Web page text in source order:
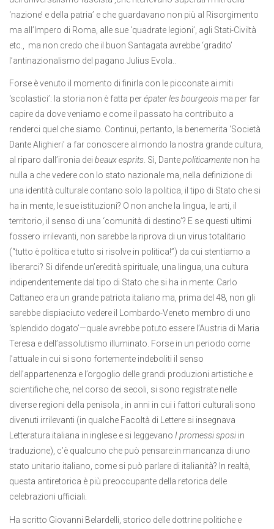
‘nazione’ e della patria’ e che guardavano non più al Risorgimento
ma all’Impero di Roma, alle sue ‘quadrate legioni’, agli Stati-Civiltà
etc., ma non credo che il buon Santagata avrebbe ‘gradito’
l’antinazionalismo del pagano Julius Evola..
Forse è venuto il momento di finirla con le picconate ai miti
‘scolastici’: la storia non è fatta perépater les bourgeois ma per far
capire da dove veniamo e come il passato ha contribuito a
renderci quel che siamo. Continui, pertanto, la benemerita ‘Società
Dante Alighieri’ a far conoscere al mondo la nostra grande cultura,
al riparo dall’ironia dei beaux esprits. Sì, Dantepoliticamente non ha
nulla a che vedere con lo stato nazionale ma, nella definizione di
una identità culturale contano solo la politica, il tipo di Stato che si
ha in mente, le sue istituzioni? O non anche la lingua, le arti, il
territorio, il senso di una ‘comunità di destino’? E se questi ultimi
fossero irrilevanti, non sarebbe la riprova di un virus totalitario
(“tutto è politica e tutto si risolve in politica!”) da cui stentiamo a
liberarci? Si difende un’eredità spirituale, una lingua, una cultura
indipendentemente dal tipo di Stato che si ha in mente: Carlo
Cattaneo era un grande patriota italiano ma, prima del 48, non gli
sarebbe dispiaciuto vedere il Lombardo-Veneto membro di uno
‘splendido dogato’—quale avrebbe potuto essere l’Austria di Maria
Teresa e dell’assolutismo illuminato. Forse in un periodo come
l’attuale in cui si sono fortemente indeboliti il senso
dell’appartenenza e l’orgoglio delle grandi produzioni artistiche e
scientifiche che, nel corso dei secoli, si sono registrate nelle
diverse regioni della penisola , in anni in cui i fattori culturali sono
divenuti irrilevanti (in qualche Facoltà di Lettere si insegnava
Letteratura italiana in inglese e si leggevano I promessi sposi in
traduzione), c’è qualcuno che può pensare:in mancanza di uno
stato unitario italiano, come si può parlare di italianità? In realtà,
questa antiretorica è più preoccupante della retorica delle
celebrazioni ufficiali.
Ha scritto Giovanni Belardelli, storico delle dottrine politiche e